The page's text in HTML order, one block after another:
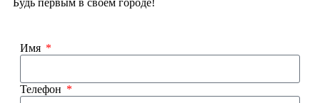
Будь первым в своём городе!
Имя
Телефон